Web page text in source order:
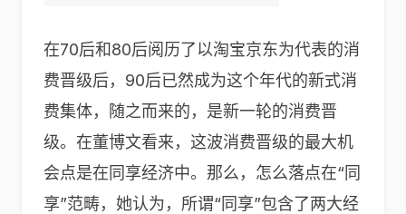
在70后和80后阅历了以淘宝京东为代表的消
费晋级后，90后已然成为这个年代的新式消
费集体，随之而来的，是新一轮的消费晋
级。在董博文看来，这波消费晋级的最大机
会点是在同享经济中。那么，怎么落点在“同
享”范畴，她认为，所谓“同享”包含了两大经